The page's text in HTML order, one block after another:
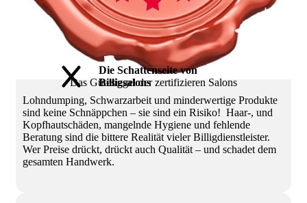
Das Gütesiegel der zertifizieren Salons
Die Schattenseite von
Billigsalons
Lohndumping, Schwarzarbeit und minderwertige Produkte
sind keine Schnäppchen – sie sind ein Risiko! Haar-, und
Kopfhautschäden, mangelnde Hygiene und fehlende
Beratung sind die bittere Realität vieler Billigdienstleister.
Wer Preise drückt, drückt auch Qualität – und schadet dem
gesamten Handwerk.